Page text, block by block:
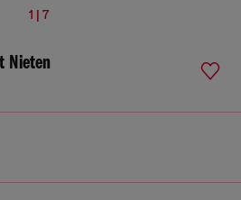
1 | 7
Nieten